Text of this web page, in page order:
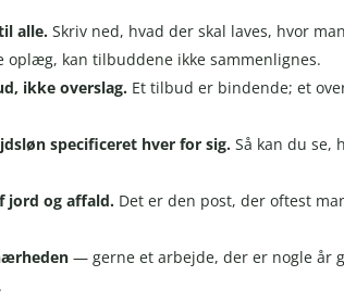
alle. Skriv ned, hvad der skal laves, hvor
oplæg, kan tilbuddene ikke sammenlignes.
ikke overslag. Et tilbud er bindende; et
specificeret hver for sig. Så kan du se,
jord og affald. Det er den post, der oftest
— gerne et arbejde, der er nogle år